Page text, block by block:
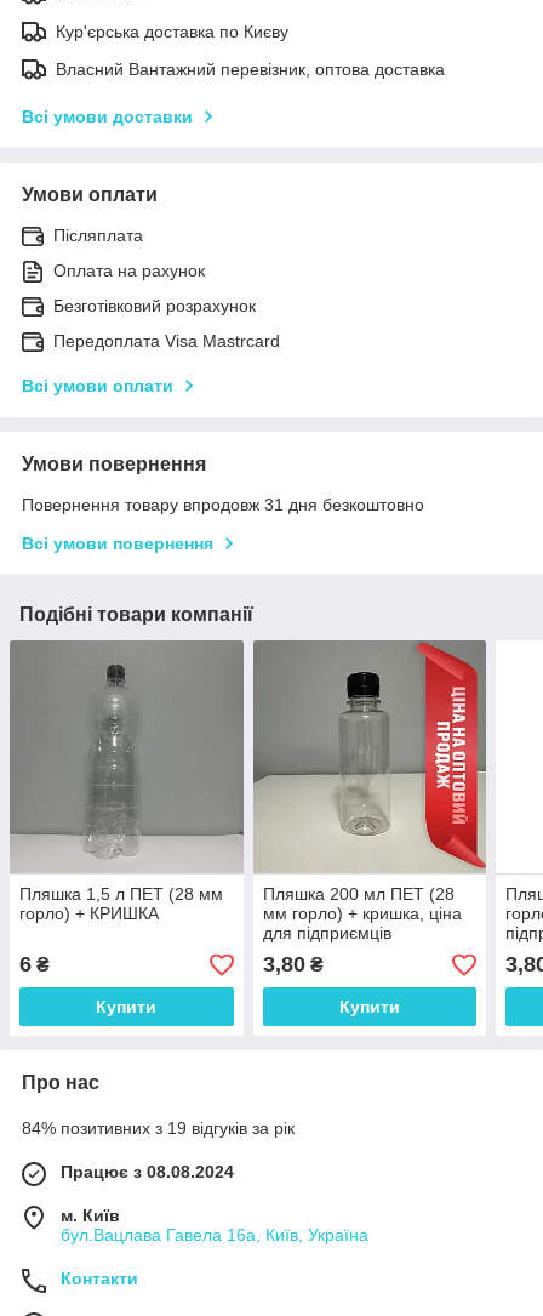
Кур'єрська доставка по Києву
Власний Вантажний перевізник, оптова доставка
Всі умови доставки
Умови оплати
Післяплата
Оплата на рахунок
Безготівковий розрахунок
Передоплата Visa Mastrcard
Всі умови оплати
Умови повернення
Повернення товару впродовж 31 дня безкоштовно
Всі умови повернення
Подібні товари компанії
Пляшка 1,5 л ПЕТ (28 мм
горло) + КРИШКА
6 ₴
Купити
Пляшка 200 мл ПЕТ (28
мм горло) + кришка, ціна
для підприємців
3,80₴
Купити
Про нас
84% позитивних з 19 відгуків за рік
Працює з 08.08.2024
м. Київ
бул.Вацлава Гавела 16а, Київ, Україна
Контакти